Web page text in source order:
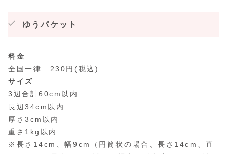
ゆうパケット
料金
全国一律 230円(税込)
サイズ
3辺合計60cm以内
長辺34cm以内
厚さ3cm以内
重さ1kg以内
※長さ14cm、幅9cm（円筒状の場合、長さ14cm、直